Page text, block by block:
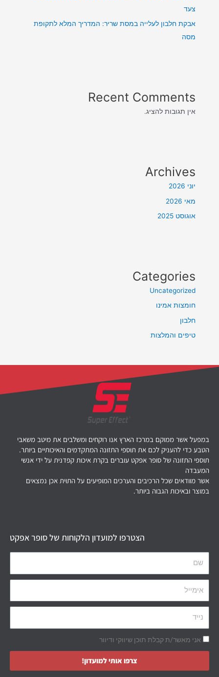
צעד
אבקת חלבון לעלייה במסת שריר: המדריך המלא לתקופת
מסה
Recent Comments
אין תגובות להציג.
Archives
יוני 2026
מאי 2026
אוגוסט 2025
Categories
Uncategorized
חומצות אמינו
חלבון
טיפים והמלצות
במפעל אשר ממוקם במרכז הארץ אנו רוקחים ומשלבים את מיטב משאבי
הטבע כדי להעניק לכם את תוספי התזונה המתקדמים והאיכותיים ביותר.
תוספי התזונה של סופר אפקט עוברים בקרת איכות קפדנית על ידי אנשי
המעבדה
אשר מוודאים שכל הרכיבים והערכים המופיעים על התוית אכן נמצאים
במוצר ובאיכות הגבוה ביותר.
הצטרפו למועדון הלקוחות של סופר אפקט
אני מאשר/ת קבלת תוכן שיווקי ודיוור
צרפו אותי למועדון!